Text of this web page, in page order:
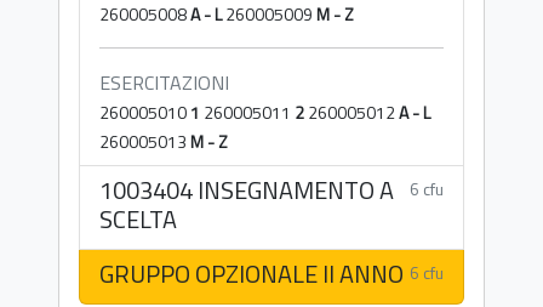
260005008A - L260005009M - Z
ESERCITAZIONI
2600050101 260005011 2260005012A - L
260005013M - Z
1003404 INSEGNAMENTO A
SCELTA
6 cfu
GRUPPO OPZIONALE II ANNO 6 cfu